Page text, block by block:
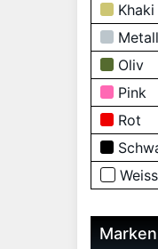
Khaki
Oliv
Pink
Rot
Weiss
Marken